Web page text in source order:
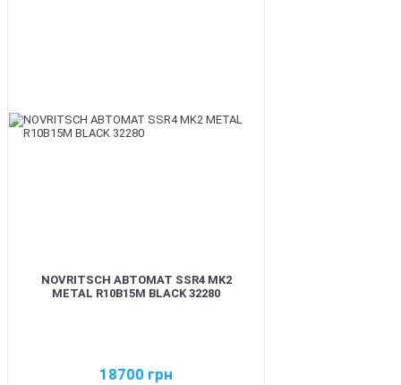
NOVRITSCH АВТОМАТ SSR4 MK2
METAL R10B15M BLACK 32280
18700 грн